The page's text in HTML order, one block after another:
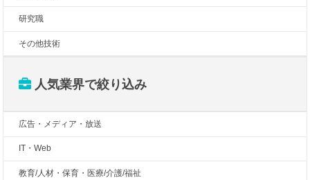
研究職
その他技術
人気業界で絞り込み
広告・メディア・放送
IT・Web
教育/人材・保育・医療/介護/福祉